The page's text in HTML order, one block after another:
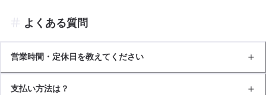
よくある質問
営業時間・定休日を教えてください
支払い方法は？